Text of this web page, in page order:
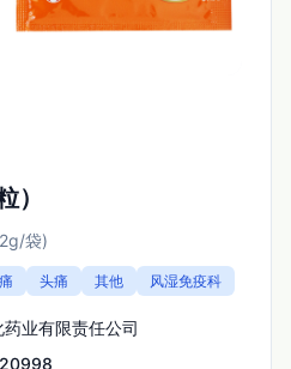
）
袋)
头痛 其他 风湿免疫科
业有限责任公司